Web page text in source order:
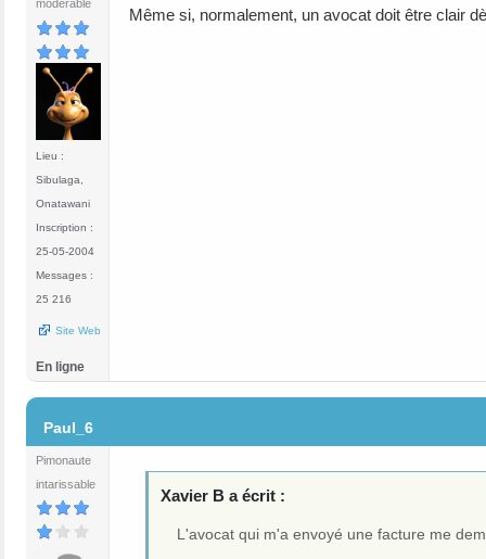
modérable
Lieu :
Sibulaga,
Onatawani
Inscription :
25-05-2004
Messages :
25 216
Site Web
Même si, normalement, un avocat doit être clair
En ligne
Paul_6
Pimonaute
intarissable
Xavier B a écrit :
L'avocat qui m'a envoyé une facture me